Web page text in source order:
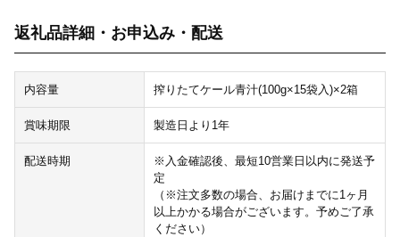
返礼品詳細・お申込み・配送
内容量 搾りたてケール青汁(100g×15袋入)×2箱
賞味期限 製造日より1年
配送時期
※入金確認後、最短10営業日以内に発送予
定
（※注文多数の場合、お届けまでに1ヶ月
以上かかる場合がございます。予めご了承
ください）